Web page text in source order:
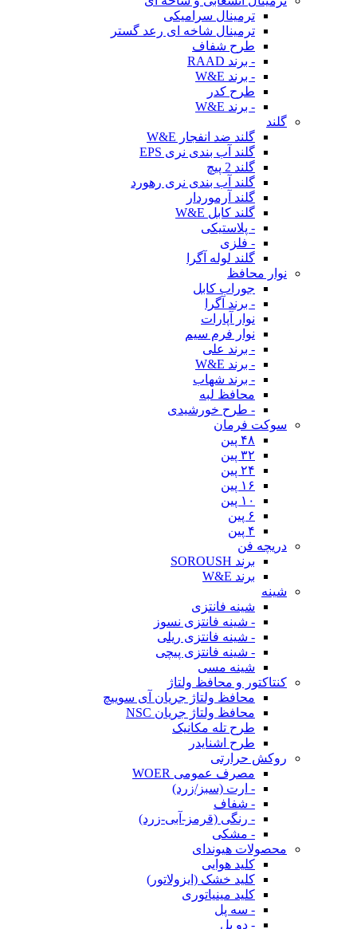
ترمینال سرامیکی
ترمینال شاخه ای رعد گستر
طرح شفاف
- برند RAAD
- برند W&E
طرح کدر
- برند W&E
گلند
گلند ضد انفجار W&E
گلند آب بندی نری EPS
گلند 2 پیچ
گلند آب بندی نری رهورد
گلند آرموردار
گلند کابل W&E
- پلاستیکی
- فلزی
گلند لوله آگرا
نوار محافظ
جوراب کابل
- برند آگرا
نوار آپارات
نوار فرم سیم
- برند علی
- برند W&E
- برند شهاب
محافظ لبه
- طرح خورشیدی
سوکت فرمان
۴۸ پین
۳۲ پین
۲۴ پین
۱۶ پین
۱۰ پین
۶ پین
۴ پین
دریچه فن
برند SOROUSH
برند W&E
شینه
شینه فانتزی
- شینه فانتزی نسوز
- شینه فانتزی ریلی
- شینه فانتزی پیچی
شینه مسی
کنتاکتور و محافظ ولتاژ
محافظ ولتاژ جریان آی سوییچ
محافظ ولتاژ جریان NSC
طرح تله مکانیک
طرح اشنایدر
روکش حرارتی
مصرف عمومی WOER
- ارت (سبز/زرد)
- شفاف
- رنگی (قرمز-آبی-زرد)
- مشکی
محصولات هیوندای
کلید هوایی
کلید خشک (ایزولاتور)
کلید مینیاتوری
- سه پل
- دو پل